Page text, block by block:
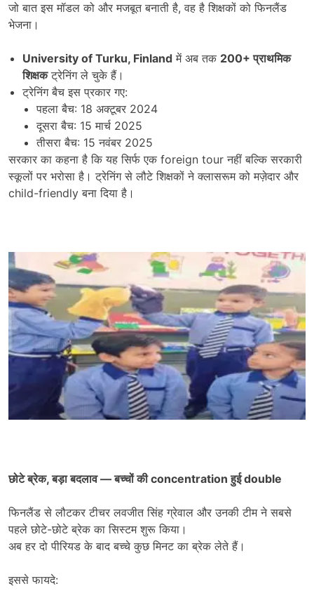
जो बात इस मॉडल को और मजबूत बनाती है, वह है शिक्षकों को फिनलैंड
भेजना।
University of Turku, Finland में अब तक 200+प्राथमिक
शिक्षकट्रेनिंग ले चुके हैं।
ट्रेनिंग बैच इस प्रकार गए:
पहला बैच: 18 अक्टूबर 2024
दूसरा बैच: 15 मार्च 2025
तीसरा बैच: 15 नवंबर 2025
सरकार का कहना है कि यह सिर्फ एक foreign tour नहीं बल्कि सरकारी
स्कूलों पर भरोसा है। ट्रेनिंग से लौटे शिक्षकों ने क्लासरूम को मज़ेदार और
child-friendly बना दिया है।
छोटे ब्रेक,बड़ा बदलाव—बच्चों कीconcentrationहुईdouble
फिनलैंड से लौटकर टीचर लवजीत सिंह ग्रेवाल और उनकी टीम ने सबसे
पहले छोटे-छोटे ब्रेक का सिस्टम शुरू किया।
अब हर दो पीरियड के बाद बच्चे कुछ मिनट का ब्रेक लेते हैं।
इससे फायदे: